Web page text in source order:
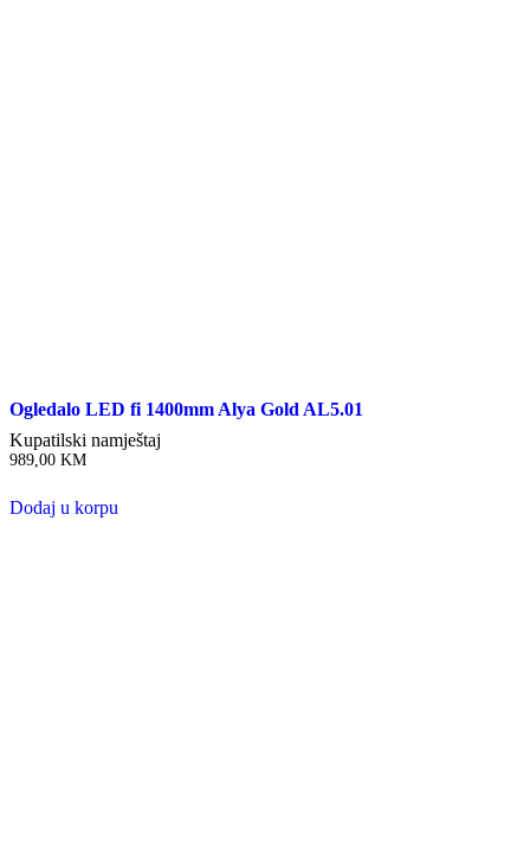
Ogledalo LED fi 1400mm Alya Gold AL5.01
Kupatilski namještaj
989,00 KM
Dodaj u korpu